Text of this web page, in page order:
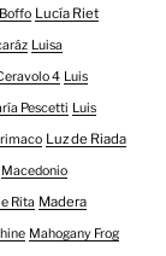
Lucía Riet
Luisa
4 Luis
Pescetti Luis
Luz de Riada
Macedonio
Rita Madera
Mahogany Frog